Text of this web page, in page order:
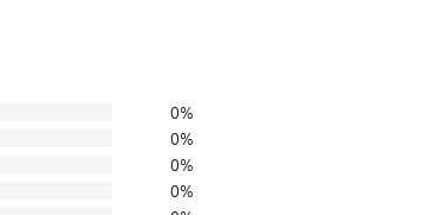
0%
0%
0%
0%